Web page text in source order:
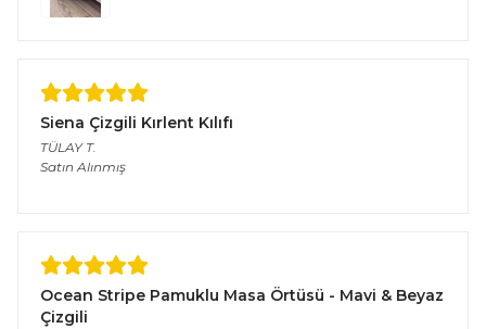
Siena Çizgili Kırlent Kılıfı
TÜLAY T.
Satın Alınmış
Ocean Stripe Pamuklu Masa Örtüsü - Mavi & Beyaz
Çizgili